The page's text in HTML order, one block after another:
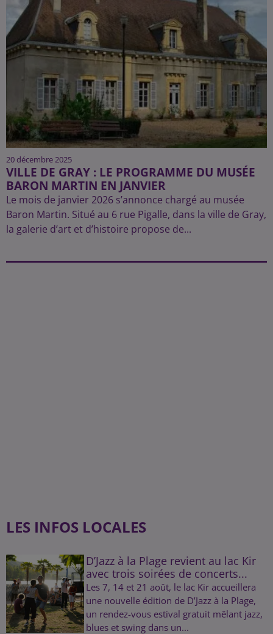
20 décembre 2025
VILLE DE GRAY : LE PROGRAMME DU MUSÉE
BARON MARTIN EN JANVIER
Le mois de janvier 2026 s’annonce chargé au musée
Baron Martin. Situé au 6 rue Pigalle, dans la ville de Gray,
la galerie d’art et d’histoire propose de...
LES INFOS LOCALES
D’Jazz à la Plage revient au lac Kir
avec trois soirées de concerts...
Les 7, 14 et 21 août, le lac Kir accueillera
une nouvelle édition de D’Jazz à la Plage,
un rendez-vous estival gratuit mêlant jazz,
blues et swing dans un...